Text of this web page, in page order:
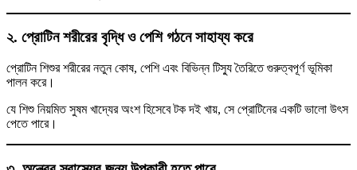
২. প্রোটিন শরীরের বৃদ্ধি ও পেশি গঠনে সাহায্য করে
প্রোটিন শিশুর শরীরের নতুন কোষ, পেশি এবং বিভিন্ন টিস্যু তৈরিতে গুরুত্বপূর্ণ ভূমিকা
পালন করে।
যে শিশু নিয়মিত সুষম খাদ্যের অংশ হিসেবে টক দই খায়, সে প্রোটিনের একটি ভালো উৎস
পেতে পারে।